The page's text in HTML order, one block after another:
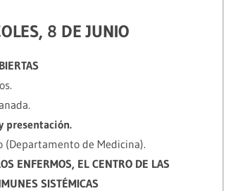
8 DE JUNIO
presentación.
(Departamento de Medicina).
ENFERMOS, EL CENTRO DE LAS
SISTÉMICAS